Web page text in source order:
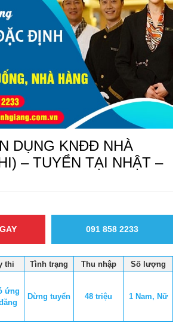
DỤNG KNĐĐ NHÀ
– TUYỂN TẠI NHẬT –
091 858 2233
thi Tình trạng Thu nhập
Số lượng
ứng
Dừng tuyển 48 triệu 1 Nam, Nữ